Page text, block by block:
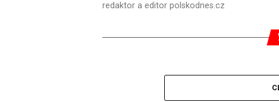
redaktor a editor polskodnes.cz